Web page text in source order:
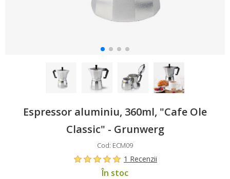
Espressor aluminiu, 360ml, "Cafe Ole
Classic" - Grunwerg
Cod: ECM09
1 Recenzii
În stoc